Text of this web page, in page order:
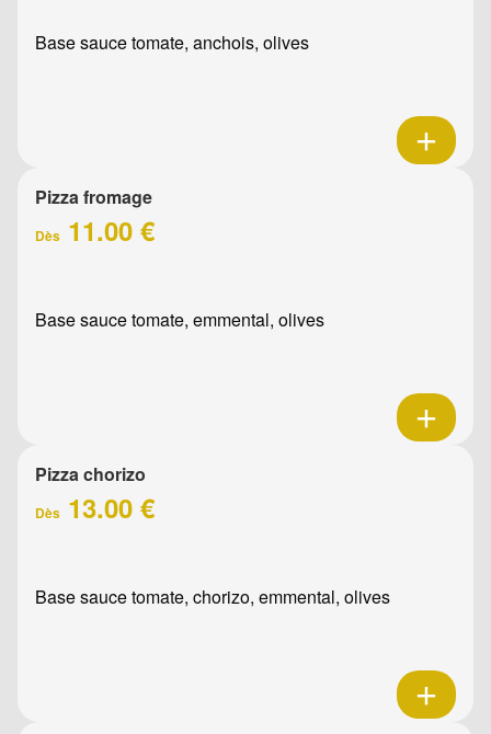
Base sauce tomate, anchois, olives
Pizza fromage
Dès 11.00 €
Base sauce tomate, emmental, olives
Pizza chorizo
Dès 13.00 €
Base sauce tomate, chorizo, emmental, olives